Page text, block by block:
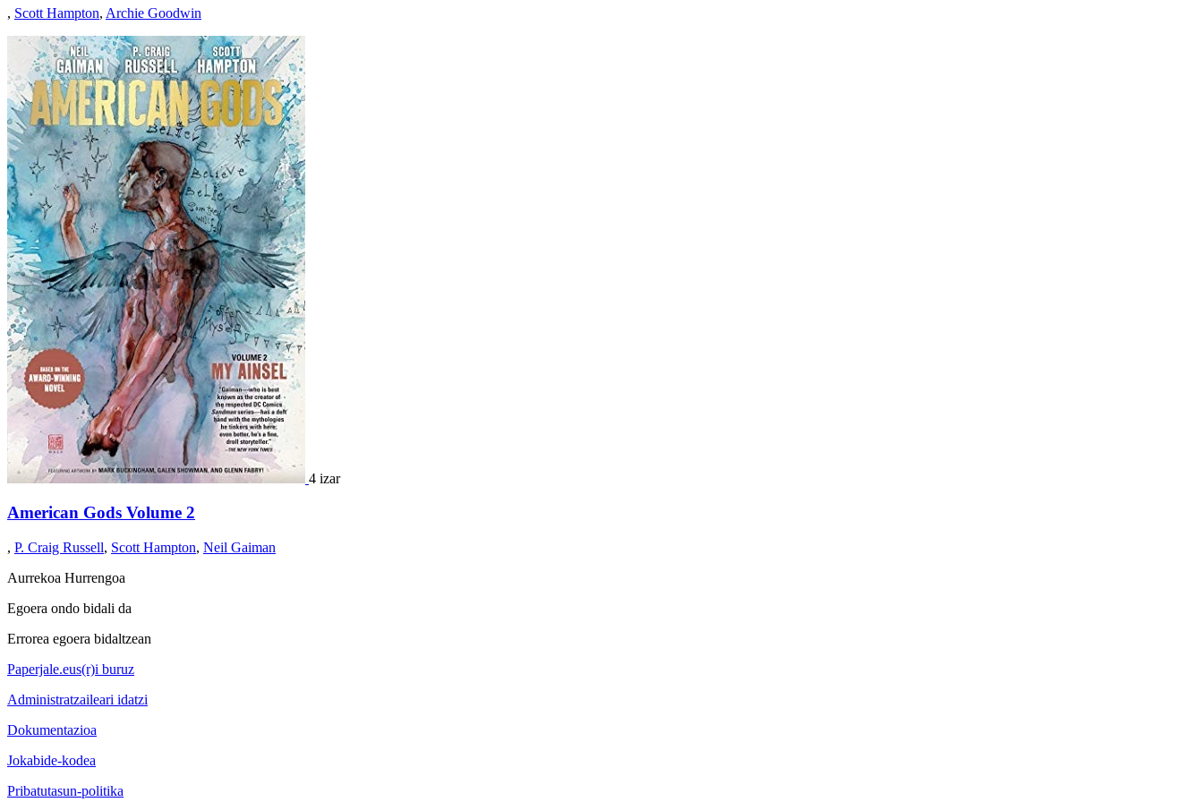
, Scott Hampton, Archie Goodwin
4 izar
American Gods Volume 2
, P. Craig Russell, Scott Hampton, Neil Gaiman
Aurrekoa Hurrengoa
Egoera ondo bidali da
Errorea egoera bidaltzean
Paperjale.eus(r)i buruz
Administratzaileari idatzi
Dokumentazioa
Jokabide-kodea
Pribatutasun-politika